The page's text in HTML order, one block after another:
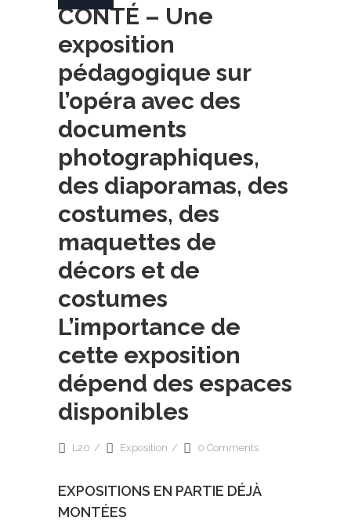
CONTÉ – Une
exposition
pédagogique sur
l’opéra avec des
documents
photographiques,
des diaporamas, des
costumes, des
maquettes de
décors et de
costumes
L’importance de
cette exposition
dépend des espaces
disponibles
L20 Exposition 0 Comments
EXPOSITIONS EN PARTIE DÉJÀ
MONTÉES